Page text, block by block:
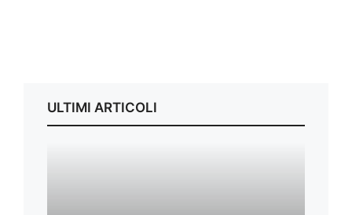
ULTIMI ARTICOLI